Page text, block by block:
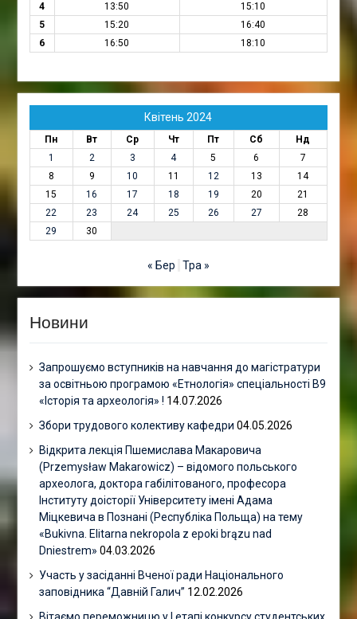
4
13:50
15:10
5
15:20
16:40
6
16:50 18:10
Квітень 2024
Пн Вт Ср Чт Пт Сб
Нд
1
2 3 4 5 6
7
8
9 10 11 12 13
14
15
16 17 18 19 20
21
22
23 24 25 26 27
28
29
30
« Бер Тра »
Новини
Запрошуємо вступників на навчання до магістратури
за освітньою програмою «Етнологія» спеціальності В9
«Історія та археологія» ! 14.07.2026
Збори трудового колективу кафедри 04.05.2026
Відкрита лекція Пшемислава Макаровича
(Przemysław Makarowicz) – відомого польського
археолога, доктора габілітованого, професора
Інституту доісторії Університету імені Адама
Міцкевича в Познані (Республіка Польща) на тему
«Bukivna. Elitarna nekropola z epoki brązu nad
Dniestrem» 04.03.2026
Участь у засіданні Вченої ради Національного
заповідника “Давній Галич” 12.02.2026